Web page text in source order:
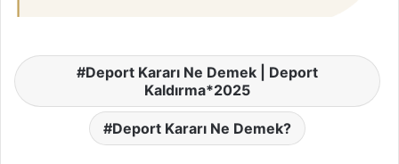
Deport Kararı Ne Demek | Deport
Kaldırma*2025
Deport Kararı Ne Demek?